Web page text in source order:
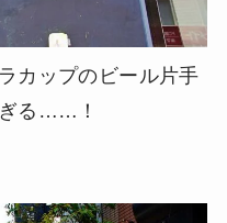
カップのビール片手
る……！